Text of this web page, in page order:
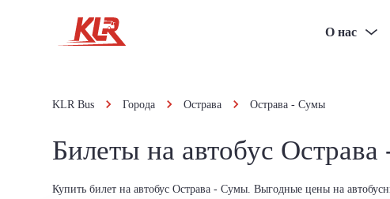
О нас
KLR Bus Города Острава Острава - Сумы
Билеты на автобус
Купить билет на автобус Острава - Сумы. Выгодные цены на